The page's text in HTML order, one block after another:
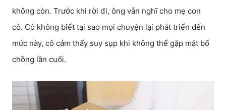
không còn. Trước khi rời đi, ông vẫn nghĩ cho mẹ con
cô. Cô không biết tại sao mọi chuyện lại phát triển đến
mức này, cô cảm thấy suy sụp khi không thể gặp mặt bố
chồng lần cuối.